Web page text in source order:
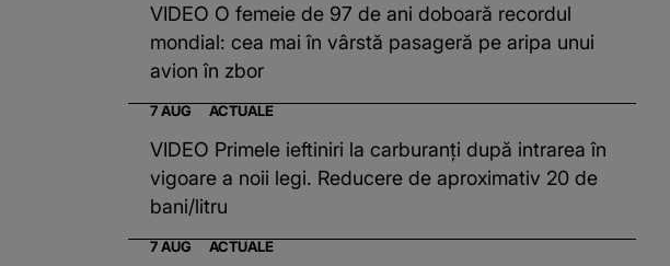
VIDEO O femeie de 97 de ani doboară recordul
mondial: cea mai în vârstă pasageră pe aripa unui
avion în zbor
7 AUG ACTUALE
VIDEO Primele ieftiniri la carburanți după intrarea în
vigoare a noii legi. Reducere de aproximativ 20 de
bani/litru
7 AUG ACTUALE